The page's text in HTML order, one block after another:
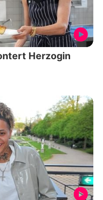
Herzogin